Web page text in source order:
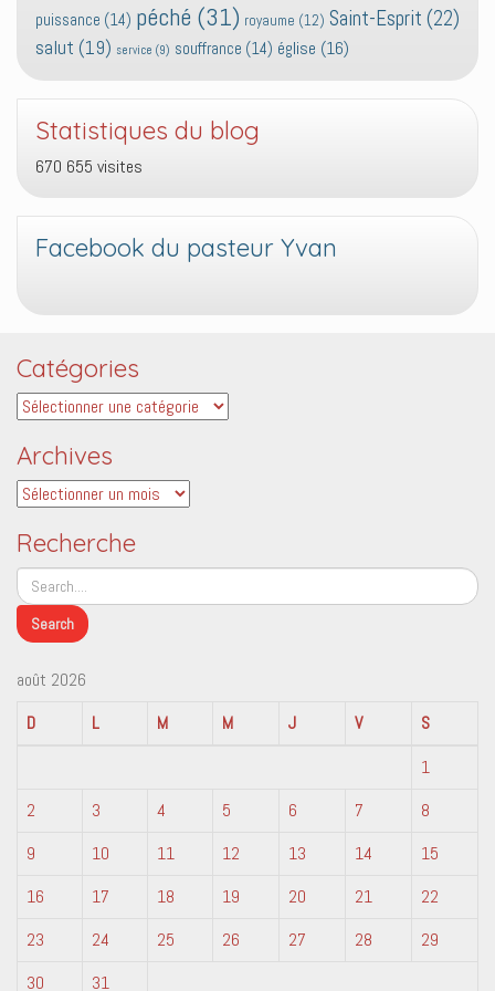
puissance (14) péché (31) royaume (12) Saint-Esprit (22)
salut (19) service (9) souffrance (14) église (16)
Statistiques du blog
670 655 visites
Facebook du pasteur Yvan
Catégories
Catégories
Archives
Archives
Recherche
août 2026
D
L M M J V
S
1
2
3 4 5 6 7
8
9
10 11 12 13 14
15
16
17 18 19 20 21
22
23
24 25 26 27 28
29
30
31